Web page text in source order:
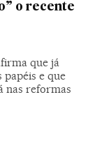
o recente
que já
papéis e que
nas reformas